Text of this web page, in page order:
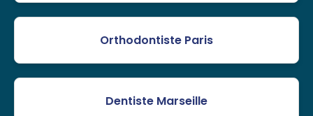
Orthodontiste Paris
Dentiste Marseille